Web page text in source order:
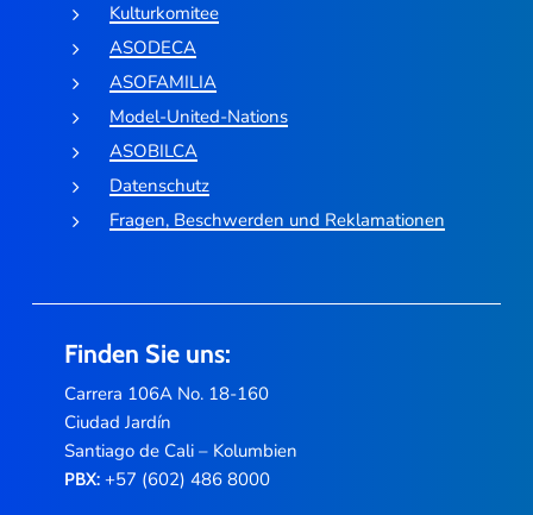
Kulturkomitee
ASODECA
ASOFAMILIA
Model-United-Nations
ASOBILCA
Datenschutz
Fragen, Beschwerden und Reklamationen
Finden Sie uns:
Carrera 106A No. 18-160
Ciudad Jardín
Santiago de Cali – Kolumbien
PBX:+57 (602) 486 8000